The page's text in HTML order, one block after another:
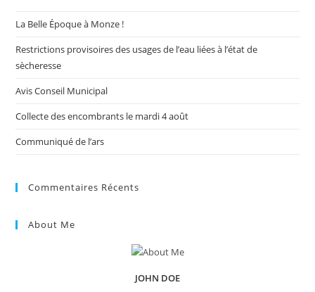
La Belle Époque à Monze !
Restrictions provisoires des usages de l’eau liées à l’état de
sècheresse
Avis Conseil Municipal
Collecte des encombrants le mardi 4 août
Communiqué de l’ars
Commentaires Récents
About Me
JOHN DOE